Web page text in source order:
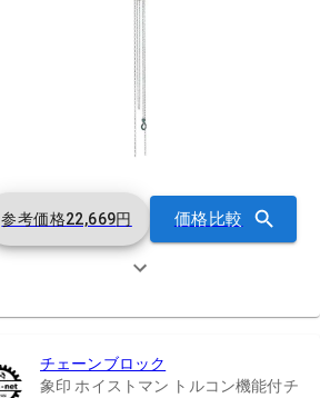
参考価格22,669円 価格比較
チェーンブロック
象印 ホイストマン トルコン機能付チ